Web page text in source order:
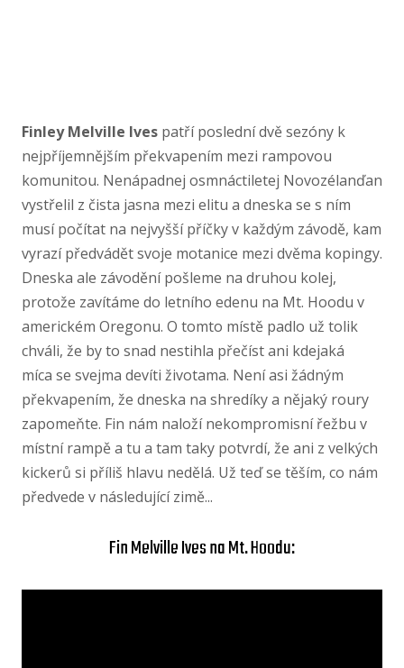
Finley Melville Ives patří poslední dvě sezóny k
nejpříjemnějším překvapením mezi rampovou
komunitou. Nenápadnej osmnáctiletej Novozélanďan
vystřelil z čista jasna mezi elitu a dneska se s ním
musí počítat na nejvyšší příčky v každým závodě, kam
vyrazí předvádět svoje motanice mezi dvěma kopingy.
Dneska ale závodění pošleme na druhou kolej,
protože zavítáme do letního edenu na Mt. Hoodu v
americkém Oregonu. O tomto místě padlo už tolik
chváli, že by to snad nestihla přečíst ani kdejaká
míca se svejma devíti životama. Není asi žádným
překvapením, že dneska na shredíky a nějaký roury
zapomeňte. Fin nám naloží nekompromisní řežbu v
místní rampě a tu a tam taky potvrdí, že ani z velkých
kickerů si příliš hlavu nedělá. Už teď se těším, co nám
předvede v následující zimě...
Fin Melville Ives na Mt. Hoodu: